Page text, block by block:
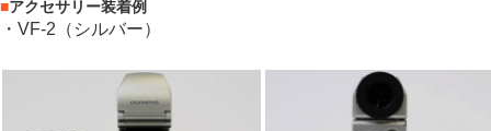
■アクセサリー装着例
・VF-2（シルバー）